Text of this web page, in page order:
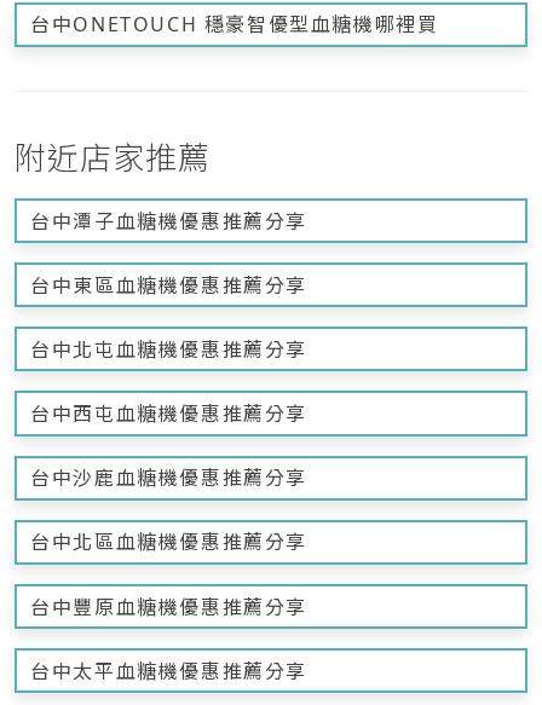
台中ONETOUCH 穩豪智優型血糖機哪裡買
附近店家推薦
台中潭子血糖機優惠推薦分享
台中東區血糖機優惠推薦分享
台中北屯血糖機優惠推薦分享
台中西屯血糖機優惠推薦分享
台中沙鹿血糖機優惠推薦分享
台中北區血糖機優惠推薦分享
台中豐原血糖機優惠推薦分享
台中太平血糖機優惠推薦分享